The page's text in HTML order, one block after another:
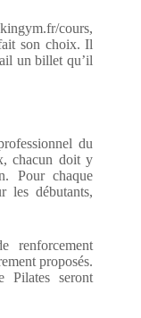
cours,
son choix. Il
un billet qu’il
du
chacun doit y
Pour chaque
les débutants,
renforcement
proposés.
Pilates seront